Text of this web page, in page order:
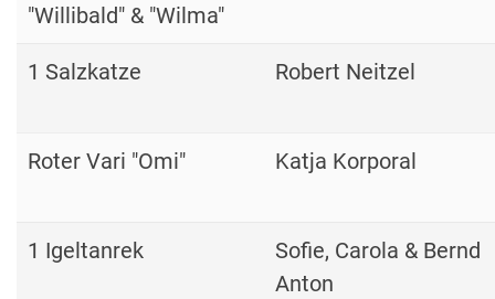
"Willibald" & "Wilma"
1 Salzkatze Robert Neitzel
Roter Vari "Omi" Katja Korporal
1 Igeltanrek
Sofie, Carola & Bernd
Anton